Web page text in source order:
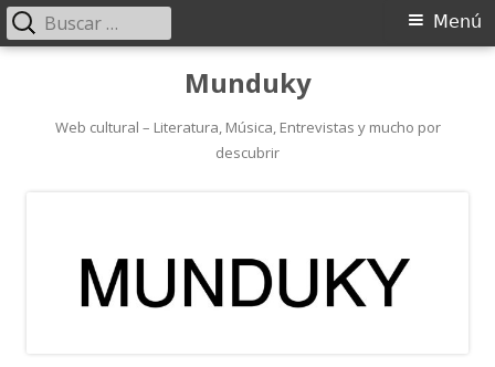
contenido
Munduky
Web cultural – Literatura, Música, Entrevistas y mucho por
descubrir
Menú
Menú
Buscar: